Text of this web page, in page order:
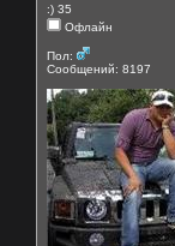
:) 35
Офлайн
Пол:
Сообщений: 8197